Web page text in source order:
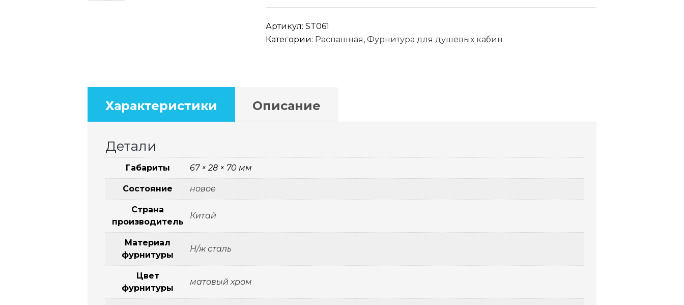
Петля
стена
"Стандарт"
Артикул: ST061
Категории: Распашная, Фурнитура для душевых кабин
Характеристики Описание
Детали
Габариты 67 × 28 × 70 мм
Состояние новое
Страна
производитель
Китай
Материал
фурнитуры
Н/ж сталь
Цвет
фурнитуры
матовый хром